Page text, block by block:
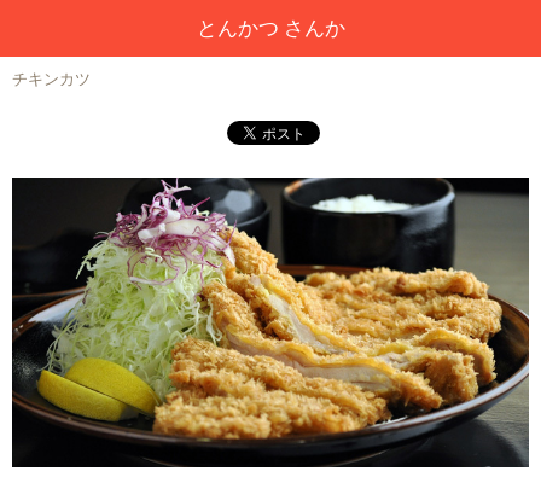
とんかつ さんか
チキンカツ